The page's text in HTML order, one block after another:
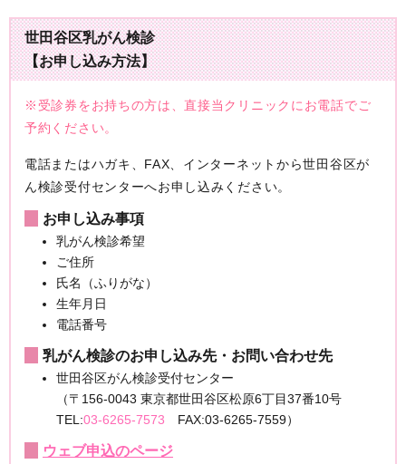
世田谷区乳がん検診
【お申し込み方法】
※受診券をお持ちの方は、直接当クリニックにお電話でご
予約ください。
電話またはハガキ、FAX、インターネットから世田谷区が
ん検診受付センターへお申し込みください。
お申し込み事項
乳がん検診希望
ご住所
氏名（ふりがな）
生年月日
電話番号
乳がん検診のお申し込み先・お問い合わせ先
世田谷区がん検診受付センター
（〒156-0043 東京都世田谷区松原6丁目37番10号
TEL:03-6265-7573 FAX:03-6265-7559）
ウェブ申込のページ